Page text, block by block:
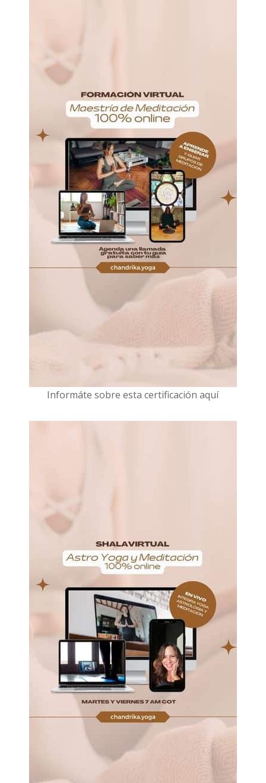
Informáte sobre esta certificación aquí